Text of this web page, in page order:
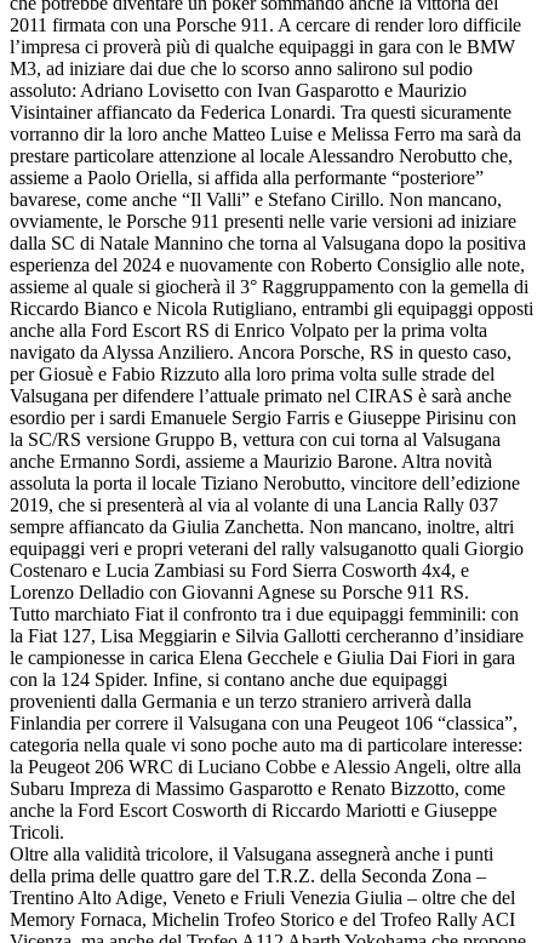
2011 firmata con una Porsche 911. A cercare di render loro difficile
l’impresa ci proverà più di qualche equipaggi in gara con le BMW
M3, ad iniziare dai due che lo scorso anno salirono sul podio
assoluto: Adriano Lovisetto con Ivan Gasparotto e Maurizio
Visintainer affiancato da Federica Lonardi. Tra questi sicuramente
vorranno dir la loro anche Matteo Luise e Melissa Ferro ma sarà da
prestare particolare attenzione al locale Alessandro Nerobutto che,
assieme a Paolo Oriella, si affida alla performante “posteriore”
bavarese, come anche “Il Valli” e Stefano Cirillo. Non mancano,
ovviamente, le Porsche 911 presenti nelle varie versioni ad iniziare
dalla SC di Natale Mannino che torna al Valsugana dopo la positiva
esperienza del 2024 e nuovamente con Roberto Consiglio alle note,
assieme al quale si giocherà il 3° Raggruppamento con la gemella di
Riccardo Bianco e Nicola Rutigliano, entrambi gli equipaggi opposti
anche alla Ford Escort RS di Enrico Volpato per la prima volta
navigato da Alyssa Anziliero. Ancora Porsche, RS in questo caso,
per Giosuè e Fabio Rizzuto alla loro prima volta sulle strade del
Valsugana per difendere l’attuale primato nel CIRAS è sarà anche
esordio per i sardi Emanuele Sergio Farris e Giuseppe Pirisinu con
la SC/RS versione Gruppo B, vettura con cui torna al Valsugana
anche Ermanno Sordi, assieme a Maurizio Barone. Altra novità
assoluta la porta il locale Tiziano Nerobutto, vincitore dell’edizione
2019, che si presenterà al via al volante di una Lancia Rally 037
sempre affiancato da Giulia Zanchetta. Non mancano, inoltre, altri
equipaggi veri e propri veterani del rally valsuganotto quali Giorgio
Costenaro e Lucia Zambiasi su Ford Sierra Cosworth 4x4, e
Lorenzo Delladio con Giovanni Agnese su Porsche 911 RS.
Tutto marchiato Fiat il confronto tra i due equipaggi femminili: con
la Fiat 127, Lisa Meggiarin e Silvia Gallotti cercheranno d’insidiare
le campionesse in carica Elena Gecchele e Giulia Dai Fiori in gara
con la 124 Spider. Infine, si contano anche due equipaggi
provenienti dalla Germania e un terzo straniero arriverà dalla
Finlandia per correre il Valsugana con una Peugeot 106 “classica”,
categoria nella quale vi sono poche auto ma di particolare interesse:
la Peugeot 206 WRC di Luciano Cobbe e Alessio Angeli, oltre alla
Subaru Impreza di Massimo Gasparotto e Renato Bizzotto, come
anche la Ford Escort Cosworth di Riccardo Mariotti e Giuseppe
Tricoli.
Oltre alla validità tricolore, il Valsugana assegnerà anche i punti
della prima delle quattro gare del T.R.Z. della Seconda Zona –
Trentino Alto Adige, Veneto e Friuli Venezia Giulia – oltre che del
Memory Fornaca, Michelin Trofeo Storico e del Trofeo Rally ACI